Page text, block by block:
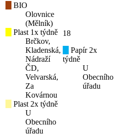
BIO
Olovnice
(Mělník)
Plast 1x týdně
Brčkov,
Kladenská,
Nádraží
ČD,
Velvarská,
Za
Kovárnou
Plast 2x týdně
U
Obecního
úřadu
18
Papír 2x
týdně
U
Obecního
úřadu